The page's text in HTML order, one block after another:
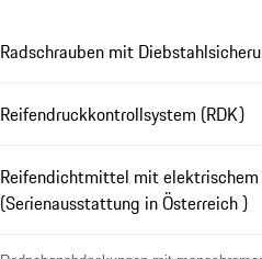
Radschrauben mit
Reifendruckkontrollsystem (RDK)
Reifendichtmittel mit elektrischem
(Serienausstattung in Österreich )